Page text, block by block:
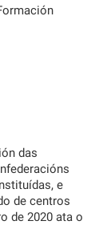
das
e
de centros
de 2020 ata o